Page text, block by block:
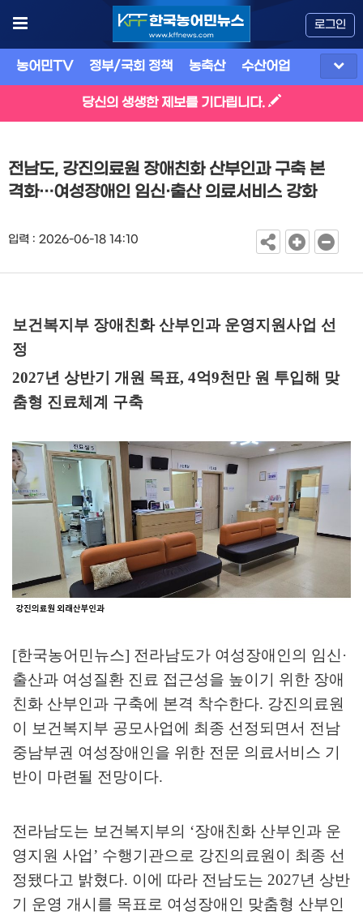
로그인
농어민TV 정부/국회 정책 농축산 수산어업
당신의 생생한 제보를 기다립니다.
전남도, 강진의료원 장애친화 산부인과 구축 본
격화…여성장애인 임신·출산 의료서비스 강화
입력 : 2026-06-18 14:10
보건복지부 장애친화 산부인과 운영지원사업 선
정
2027년 상반기 개원 목표, 4억9천만 원 투입해 맞
춤형 진료체계 구축
[한국농어민뉴스] 전라남도가 여성장애인의 임신 ·
출산과 여성질환 진료 접근성을 높이기 위한 장애
친화 산부인과 구축에 본격 착수한다. 강진의료원
이 보건복지부 공모사업에 최종 선정되면서 전남
중남부권 여성장애인을 위한 전문 의료서비스 기
반이 마련될 전망이다.
전라남도는 보건복지부의 ‘장애친화 산부인과 운
영지원 사업’ 수행기관으로 강진의료원이 최종 선
정됐다고 밝혔다. 이에 따라 전남도는 2027년 상반
기 운영 개시를 목표로 여성장애인 맞춤형 산부인